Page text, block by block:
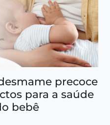
precoce
para a saúde
bebê